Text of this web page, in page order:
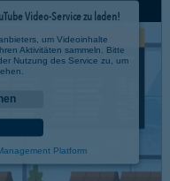
Video-Service zu laden!
um Videoinhalte
Aktivitäten sammeln. Bitte
Nutzung des Service zu, um
Platform